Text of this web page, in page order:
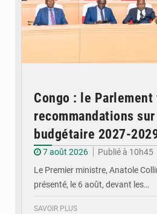
Congo : le
recommandations
budgétaire 2027-
7 août 2026
Publié à 10h45
Le Premier ministre, Anatole
présenté, le 6 août, devant les…
SAVOIR PLUS